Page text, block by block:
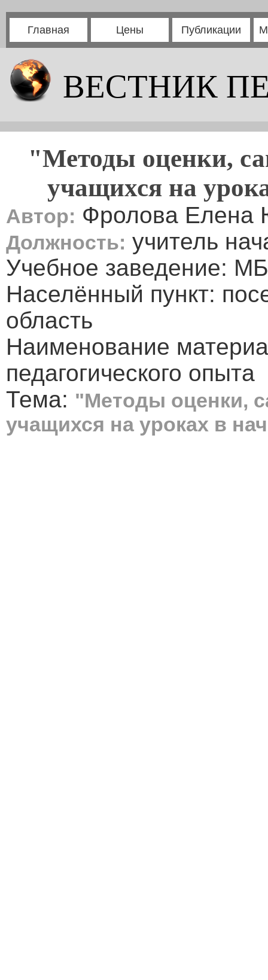
Главная Цены Публикации
ВЕСТНИК
"Методы оценки,
учащихся на
Автор: Фролова Елена
Должность: учитель
Учебное заведение:
Населённый пункт:
область
Наименование
педагогического опыта
Тема: "Методы оценки,
учащихся на уроках в